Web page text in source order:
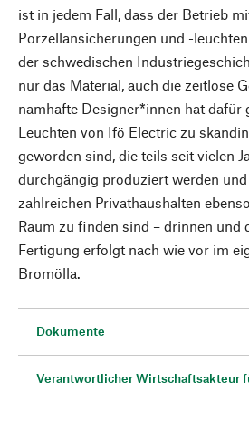
ist in jedem Fall, dass der Betrieb
Porzellansicherungen und -
der schwedischen
nur das Material, auch die zeitlose
namhafte Designer*innen hat dafür
Leuchten von Ifö Electric zu
geworden sind, die teils seit vielen
durchgängig produziert werden
zahlreichen Privathaushalten
Raum zu finden sind – drinnen und
Fertigung erfolgt nach wie vor im
Bromölla.
Dokumente
Verantwortlicher Wirtschaftsakteur